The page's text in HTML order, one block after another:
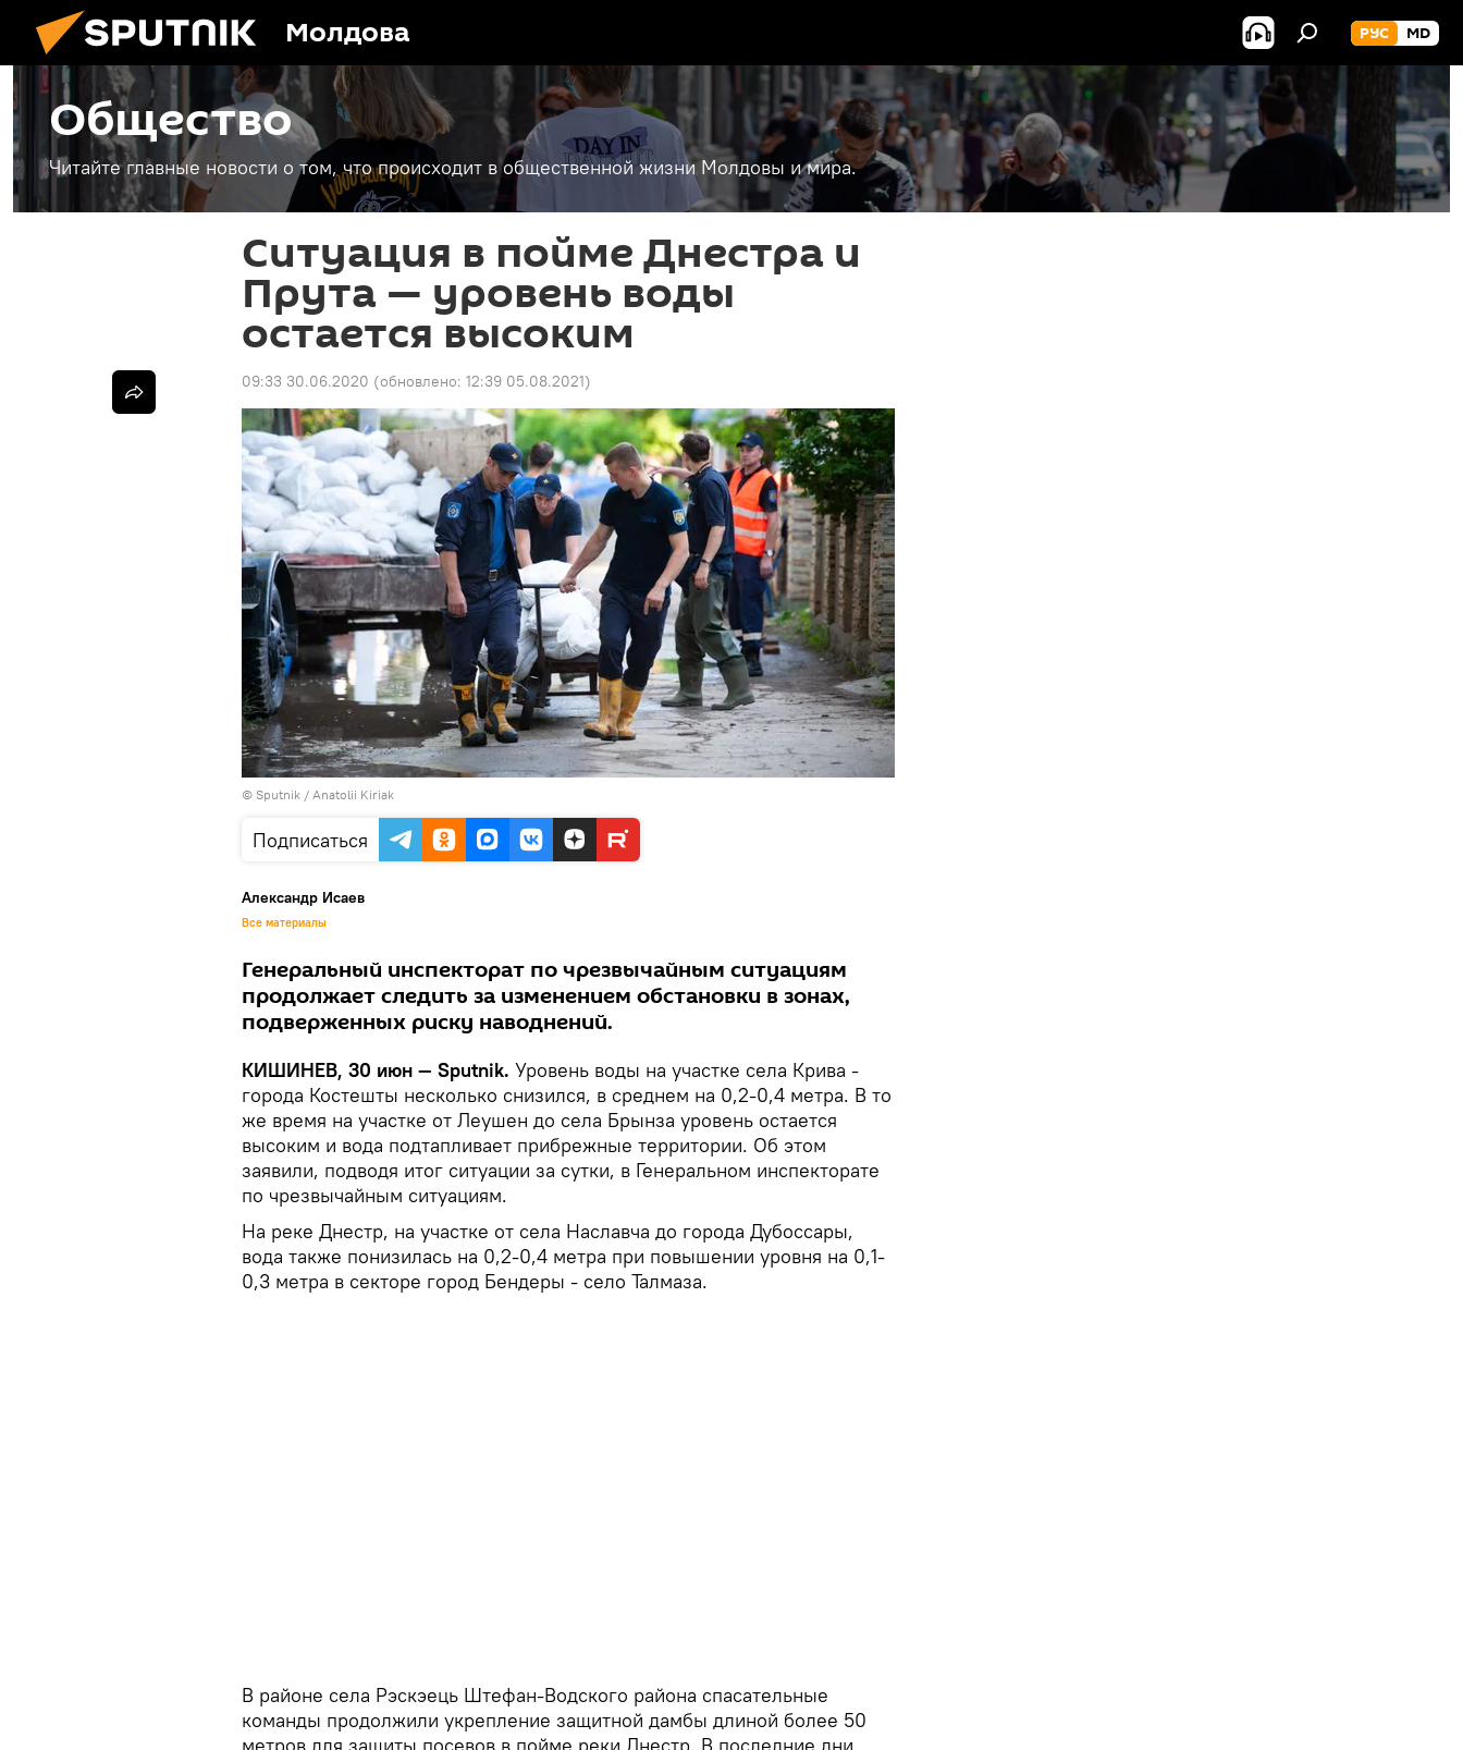
Молдова РУС MD
Общество
Читайте главные новости о том, что происходит в общественной жизни Молдовы и мира.
Ситуация в пойме Днестра и
Прута — уровень воды
остается высоким
09:33 30.06.2020 (обновлено: 12:39 05.08.2021)
© Sputnik / Anatolii Kiriak
Подписаться
Александр Исаев
Все материалы
Генеральный инспекторат по чрезвычайным ситуациям
продолжает следить за изменением обстановки в зонах,
подверженных риску наводнений.
КИШИНЕВ, 30 июн — Sputnik. Уровень воды на участке села Крива -
города Костешты несколько снизился, в среднем на 0,2-0,4 метра. В то
же время на участке от Леушен до села Брынза уровень остается
высоким и вода подтапливает прибрежные территории. Об этом
заявили, подводя итог ситуации за сутки, в Генеральном инспекторате
по чрезвычайным ситуациям.
На реке Днестр, на участке от села Наславча до города Дубоссары,
вода также понизилась на 0,2-0,4 метра при повышении уровня на 0,1-
0,3 метра в секторе город Бендеры - село Талмаза.
В районе села Рэскэець Штефан-Водского района спасательные
команды продолжили укрепление защитной дамбы длиной более 50